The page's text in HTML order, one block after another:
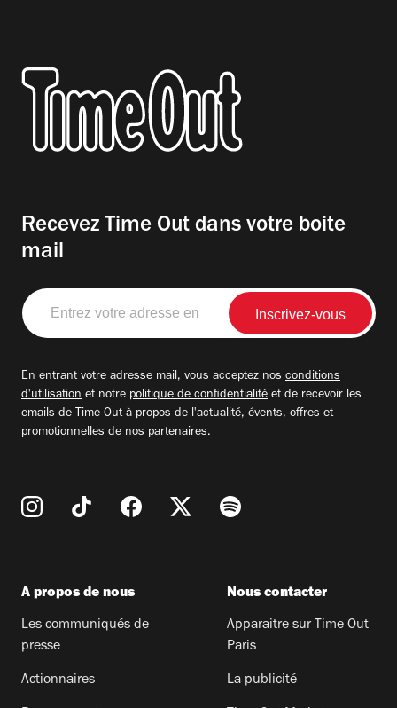
Recevez Time Out dans votre boite
mail
Entrez
votre
adresse
En entrant votre adresse mail, vous acceptez nos conditions
d'utilisation et notre politique de confidentialité et de recevoir les
emails de Time Out à propos de l'actualité, évents, offres et
promotionnelles de nos partenaires.
A propos de nous
Les communiqués de
presse
Actionnaires
Nous contacter
Apparaitre sur Time Out
Paris
La publicité